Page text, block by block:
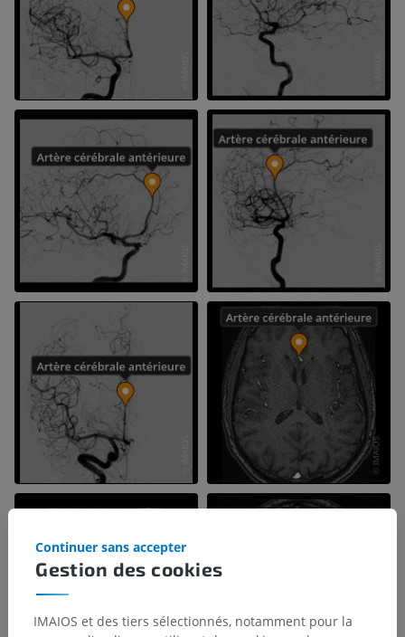
Gestion des cookies
Continuer sans accepter
IMAIOS et des tiers sélectionnés, notamment pour la